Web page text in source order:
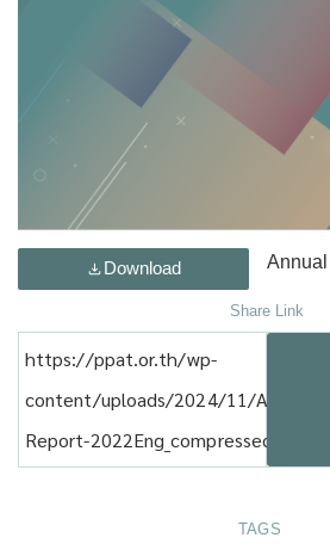
Download
Share Link
https://ppat.or.th/wp-
content/uploads/2024/11/Annual-
Report-2022Eng_compressed.pdf
TAGS